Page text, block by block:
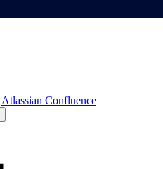
Atlassian Confluence